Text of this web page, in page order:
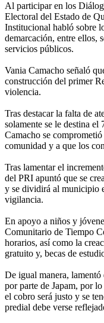
Al participar en los
Electoral del Estado de
Institucional habló sobre
demarcación, entre ellos,
servicios públicos.
Vania Camacho señaló
construcción del primer
violencia.
Tras destacar la falta de
solamente se le destina el
Camacho se
comunidad y a que los
Tras lamentar el
del PRI apuntó que se
y se dividirá al municipio
vigilancia.
En apoyo a niños y
Comunitario de Tiempo
horarios, así como la
gratuito y, becas de
De igual manera,
por parte de Japam, por
el cobro será justo y se
predial debe verse